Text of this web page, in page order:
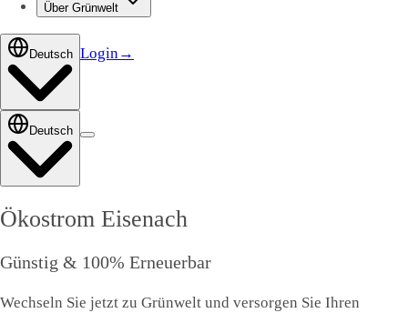
Über Grünwelt
Deutsch Login→
Deutsch
Ökostrom Eisenach
Günstig & 100% Erneuerbar
Wechseln Sie jetzt zu Grünwelt und versorgen Sie Ihren